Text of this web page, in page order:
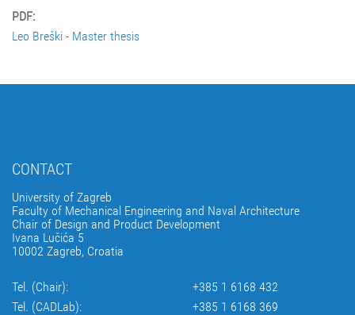
PDF:
Leo Breški - Master thesis
CONTACT
University of Zagreb
Faculty of Mechanical Engineering and Naval Architecture
Chair of Design and Product Development
Ivana Lučića 5
10002 Zagreb, Croatia
Tel. (Chair):
+385 1 6168 432
Tel. (CADLab):
+385 1 6168 369